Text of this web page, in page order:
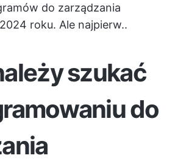
do zarządzania
roku. Ale najpierw..
szukać
do